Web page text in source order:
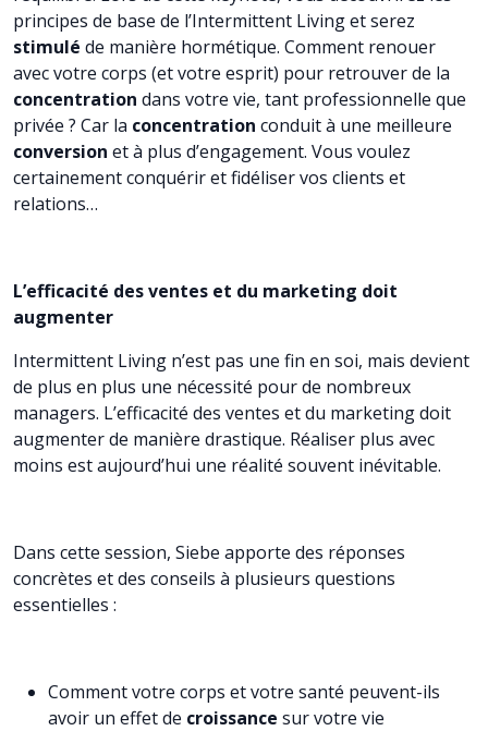
principes de base de l’Intermittent Living et serez
stimulé de manière hormétique. Comment renouer
avec votre corps (et votre esprit) pour retrouver de la
concentration dans votre vie, tant professionnelle que
privée ? Car la concentration conduit à une meilleure
conversion et à plus d’engagement. Vous voulez
certainement conquérir et fidéliser vos clients et
relations…
L’efficacité des ventes et du marketing doit
augmenter
Intermittent Living n’est pas une fin en soi, mais devient
de plus en plus une nécessité pour de nombreux
managers. L’efficacité des ventes et du marketing doit
augmenter de manière drastique. Réaliser plus avec
moins est aujourd’hui une réalité souvent inévitable.
Dans cette session, Siebe apporte des réponses
concrètes et des conseils à plusieurs questions
essentielles :
Comment votre corps et votre santé peuvent-ils
avoir un effet de croissance sur votre vie